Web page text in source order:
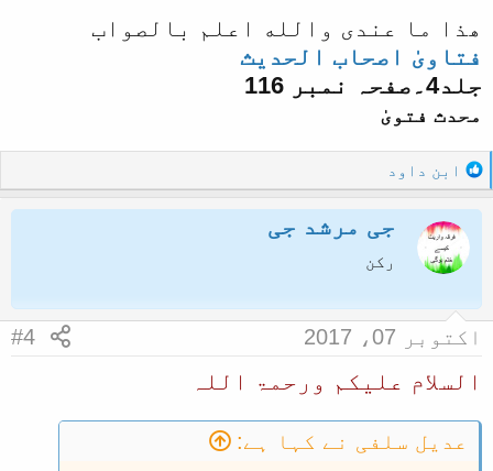
ھذا ما عندی والله اعلم بالصواب
فتاویٰ اصحاب الحدیث
جلد4۔صفحہ نمبر 116
محدث فتویٰ
R
e
a
c
t
o
n
:
ابن داود
جی مرشد جی
رکن
اکتوبر 07، 2017 #4
السلام علیکم ورحمۃ اللہ
عدیل سلفی نے کہا ہے: